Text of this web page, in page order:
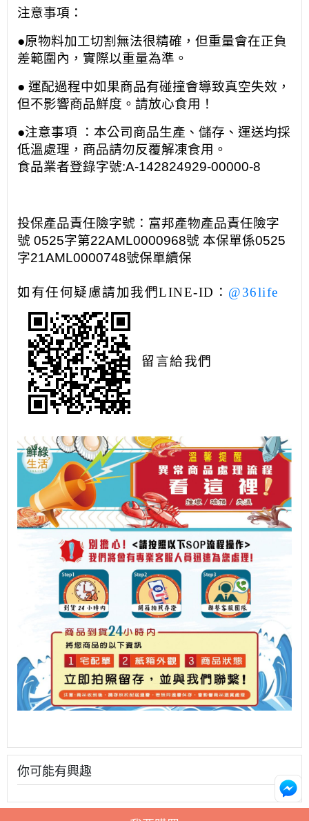
注意事項：
●原物料加工切割無法很精確，但重量會在正負
差範圍內，實際以重量為準。
● 運配過程中如果商品有碰撞會導致真空失效，
但不影響商品鮮度。請放心食用！
●注意事項 ：本公司商品生產、儲存、運送均採
低溫處理，商品請勿反覆解凍食用。
食品業者登錄字號:A-142824929-00000-8
投保產品責任險字號：富邦產物產品責任險字
號 0525字第22AML0000968號 本保單係0525
字21AML0000748號保單續保
如有任何疑慮請加我們LINE-ID ： @36life
留言給我們
你可能有興趣